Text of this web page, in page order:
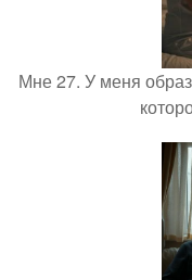
Мне 27. У меня